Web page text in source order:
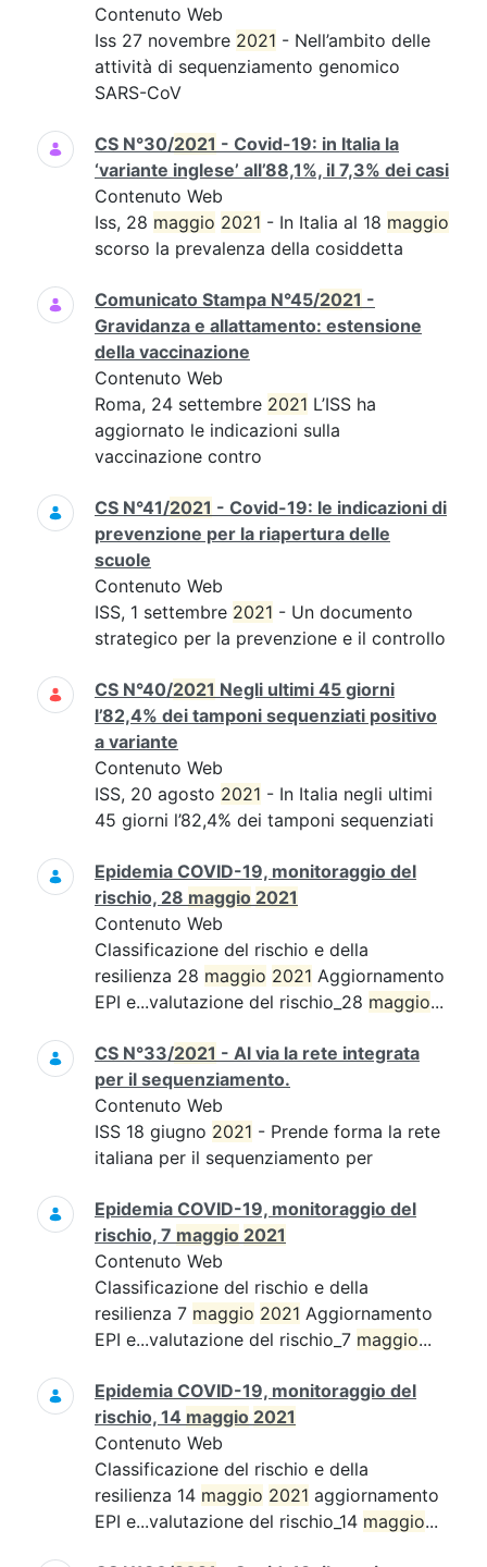
Contenuto Web
Iss 27 novembre 2021 - Nell’ambito delle
attività di sequenziamento genomico
SARS-CoV
CS N°30/2021 - Covid-19: in Italia la
‘variante inglese’ all’88,1%, il 7,3% dei casi
Contenuto Web
Iss, 28 maggio 2021 - In Italia al 18 maggio
scorso la prevalenza della cosiddetta
Comunicato Stampa N°45/2021 -
Gravidanza e allattamento: estensione
della vaccinazione
Contenuto Web
Roma, 24 settembre 2021 L’ISS ha
aggiornato le indicazioni sulla
vaccinazione contro
CS N°41/2021 - Covid-19: le indicazioni di
prevenzione per la riapertura delle
scuole
Contenuto Web
ISS, 1 settembre 2021 - Un documento
strategico per la prevenzione e il controllo
CS N°40/2021 Negli ultimi 45 giorni
l’82,4% dei tamponi sequenziati positivo
a variante
Contenuto Web
ISS, 20 agosto 2021 - In Italia negli ultimi
45 giorni l’82,4% dei tamponi sequenziati
Epidemia COVID-19, monitoraggio del
rischio, 28 maggio 2021
Contenuto Web
Classificazione del rischio e della
resilienza 28 maggio 2021 Aggiornamento
EPI e...valutazione del rischio_28 maggio...
CS N°33/2021 - Al via la rete integrata
per il sequenziamento.
Contenuto Web
ISS 18 giugno 2021 - Prende forma la rete
italiana per il sequenziamento per
Epidemia COVID-19, monitoraggio del
rischio, 7 maggio 2021
Contenuto Web
Classificazione del rischio e della
resilienza 7 maggio 2021 Aggiornamento
EPI e...valutazione del rischio_7 maggio...
Epidemia COVID-19, monitoraggio del
rischio, 14 maggio 2021
Contenuto Web
Classificazione del rischio e della
resilienza 14 maggio 2021 aggiornamento
EPI e...valutazione del rischio_14 maggio...